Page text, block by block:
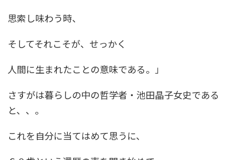
思索し味わう時、
そしてそれこそが、せっかく
人間に生まれたことの意味である。」
さすがは暮らしの中の哲学者・池田晶子女史である
と、、。
これを自分に当てはめて思うに、